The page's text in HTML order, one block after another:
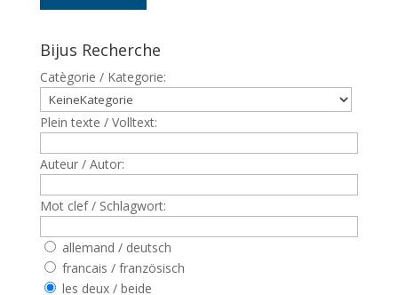
Bijus Recherche
Catègorie / Kategorie:
Plein texte / Volltext:
Auteur / Autor:
Mot clef / Schlagwort:
allemand / deutsch
francais / französisch
les deux / beide